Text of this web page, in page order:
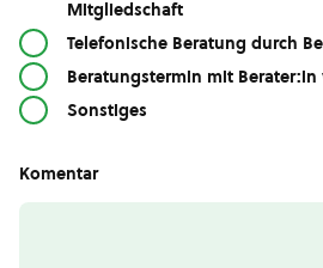
Mitgliedschaft
Telefonische Beratung durch
Beratungstermin mit
Sonstiges
Komentar